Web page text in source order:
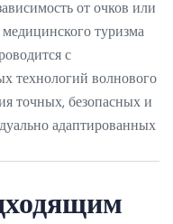
от очков или
туризма
с
технологий волнового
точных, безопасных и
адаптированных